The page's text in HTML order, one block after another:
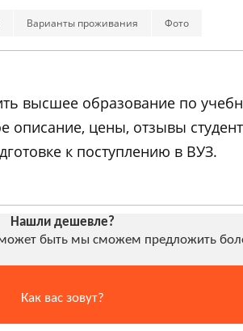
Варианты проживания Фото
высшее образование по
описание, цены, отзывы
к поступлению в ВУЗ.
Нашли дешевле?
быть мы сможем предложить
Как вас зовут?